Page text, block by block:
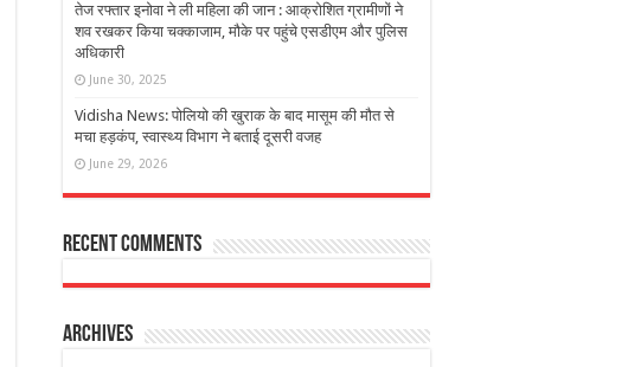
तेज रफ्तार इनोवा ने ली महिला की जान : आक्रोशित ग्रामीणों ने
शव रखकर किया चक्काजाम, मौके पर पहुंचे एसडीएम और पुलिस
अधिकारी
June 30, 2025
Vidisha News: पोलियो की खुराक के बाद मासूम की मौत से
मचा हड़कंप, स्वास्थ्य विभाग ने बताई दूसरी वजह
June 29, 2026
Recent Comments
Archives